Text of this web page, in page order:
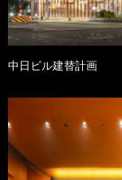
中日ビル建替計画